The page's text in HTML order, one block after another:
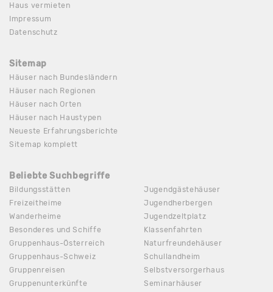
Haus vermieten
Impressum
Datenschutz
Sitemap
Häuser nach Bundesländern
Häuser nach Regionen
Häuser nach Orten
Häuser nach Haustypen
Neueste Erfahrungsberichte
Sitemap komplett
Beliebte Suchbegriffe
Bildungsstätten
Freizeitheime
Wanderheime
Besonderes und Schiffe
Gruppenhaus-Österreich
Gruppenhaus-Schweiz
Gruppenreisen
Gruppenunterkünfte
Jugendgästehäuser
Jugendherbergen
Jugendzeltplatz
Klassenfahrten
Naturfreundehäuser
Schullandheim
Selbstversorgerhaus
Seminarhäuser